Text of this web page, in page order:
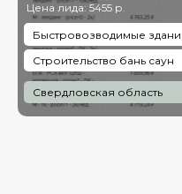
Цена лида: 5455 р.
Быстровозводимые
Строительство бань саун
Свердловская область